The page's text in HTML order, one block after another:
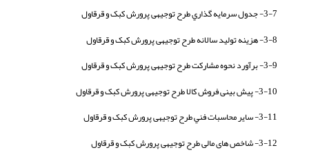
3-7- جدول سرمايه گذاري طرح توجیهی پرورش کبک و قرقاول
3-8- هزینه تولید سالانه طرح توجیهی پرورش کبک و قرقاول
3-9- برآورد نحوه مشارکت طرح توجیهی پرورش کبک و قرقاول
3-10- پیش بینی فروش کالا طرح توجیهی پرورش کبک و قرقاول
3-11- ساير محاسبات فني طرح توجیهی پرورش کبک و قرقاول
3-12- شاخص های مالی طرح توجیهی پرورش کبک و قرقاول